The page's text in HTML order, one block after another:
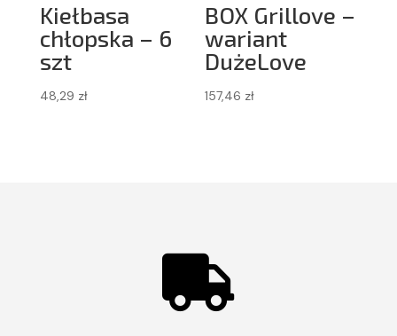
Kiełbasa
chłopska – 6
szt
48,29 zł
BOX Grillove –
wariant
DużeLove
157,46 zł
